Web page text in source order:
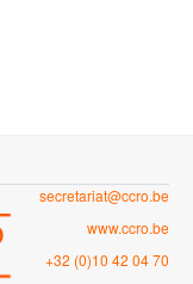
secretariat@ccro.be
www.ccro.be
+32 (0)10 42 04 70